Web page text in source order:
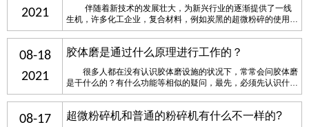
2021
伴随着新技术的发展壮大，为新兴行业的逐渐提供了一线
生机，许多化工企业，复合材料，例如炭黑的超微粉碎的使用等
都是使用大家的气流粉碎机。这一气流粉碎机的特点比较多，它
是借助气旋靠原材料本身撞击满足必须的目数。那样就确保了原
材料的纯净度。脆性断裂越好的原材料……
08-18
2021
胶体磨是通过什么原理进行工作的？
很多人都在没有认识胶体磨设施的状况下，常常会问胶体磨
是干什么的？有什么功能等相似的疑问，最先，必须先认识什么
是胶体磨，胶体磨从字面意思上能够解释为对胶体溶液开展碾磨
的一个设施，它是一个由电动机推动磨子做离心转动，能够对原
材料开展微小破碎处置的设施。 &……
08-17
超微粉碎机和普通的粉碎机有什么不一样的?